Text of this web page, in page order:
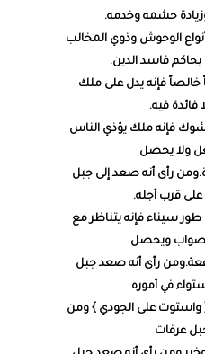
حشمه وخدمه.
الوحوش وذوي المخالب
بحاكم فاسد الدين.
خالصاً فإنه يدل على ملك
فيه.
فإنه ملك يؤذي الناس
ولا يحصل
رأى أنه صعد إلى جبل
قرب أجله.
سيناء فإنه يتناظر مع
صواب ويحصل
رأى أنه صعد جبل
في أموره
{ واستوت على الجودي } ومن
عرفات